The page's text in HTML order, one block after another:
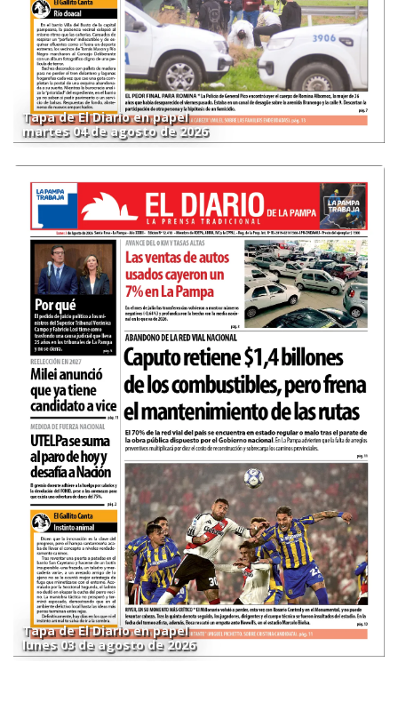
Tapa de El Diario en papel
martes 04 de agosto de 2026
Tapa de El Diario en papel
lunes 03 de agosto de 2026